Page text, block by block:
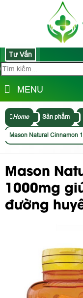
Tư Vấn
MENU
Home Sản phẩm
Mason Natural Cinnamon
Mason
1000mg
đường